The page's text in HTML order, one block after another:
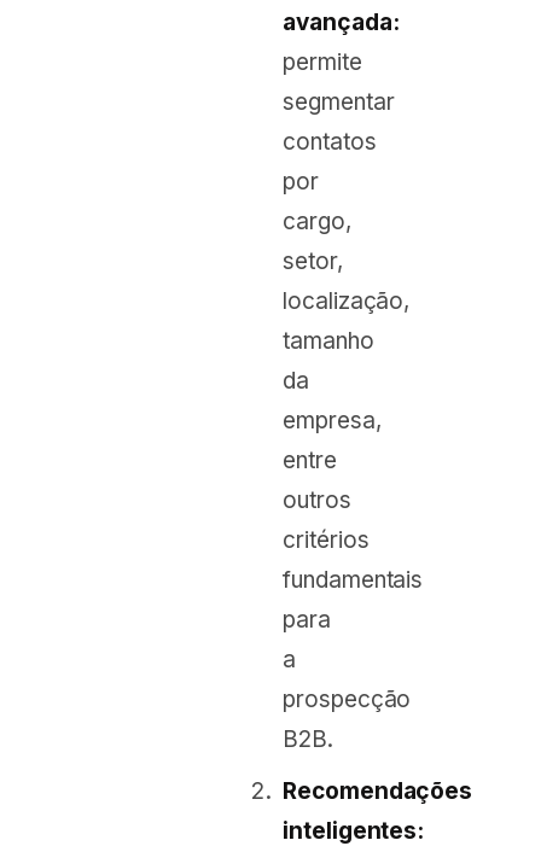
avançada:
permite
segmentar
contatos
por
cargo,
setor,
localização,
tamanho
da
empresa,
entre
outros
critérios
fundamentais
para
a
prospecção
B2B.
Recomendações
inteligentes: